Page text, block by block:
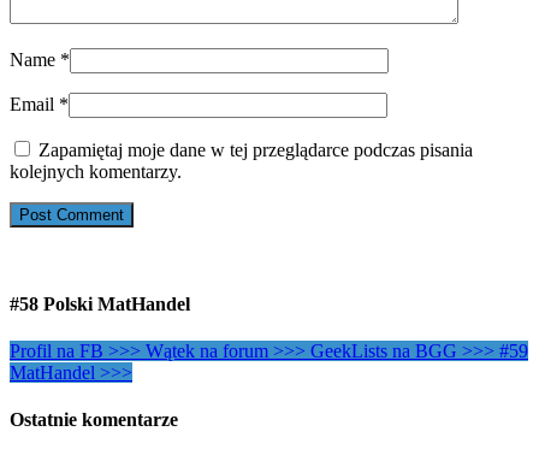
Name *
Email *
Zapamiętaj moje dane w tej przeglądarce podczas pisania
kolejnych komentarzy.
#58 Polski MatHandel
Profil na FB >>> Wątek na forum >>> GeekLists na BGG >>> #59
MatHandel >>>
Ostatnie komentarze